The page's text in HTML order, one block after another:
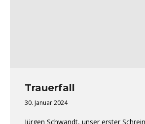
Trauerfall
30. Januar 2024
Jürgen Schwandt, unser erster